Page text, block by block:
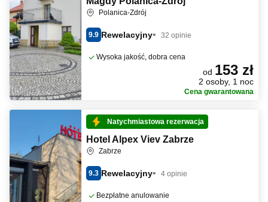
Polanica-Zdrój
9.9 Rewelacyjny 32 opinie
Wysoka jakość, dobra cena
od 153 zł
2 osoby, 1 noc
Cena gwarantowana
Natychmiastowa rezerwacja
Hotel Alpex Viev Zabrze
Zabrze
9.3 Rewelacyjny 4 opinie
Bezpłatne anulowanie